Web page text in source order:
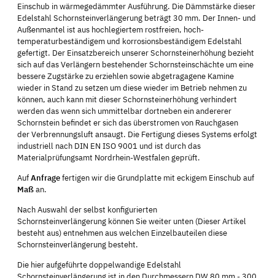
Einschub in wärmegedämmter Ausführung. Die Dämmstärke dieser
Edelstahl Schornsteinverlängerung beträgt 30 mm. Der Innen- und
Außenmantel ist aus hochlegiertem rostfreien, hoch-
temperaturbeständigem und korrosionsbeständigem Edelstahl
gefertigt. Der Einsatzbereich unserer Schornsteinerhöhung bezieht
sich auf das Verlängern bestehender Schornsteinschächte um eine
bessere Zugstärke zu erziehlen sowie abgetragagene Kamine
wieder in Stand zu setzen um diese wieder im Betrieb nehmen zu
können, auch kann mit dieser Schornsteinerhöhung verhindert
werden das wenn sich ummittelbar dortneben ein andererer
Schornstein befindet er sich das überstromen von Rauchgasen
der Verbrennungsluft ansaugt. Die Fertigung dieses Systems erfolgt
industriell nach DIN EN ISO 9001 und ist durch das
Materialprüfungsamt Nordrhein-Westfalen geprüft.
AufAnfragefertigen wir die Grundplatte mit eckigem Einschub auf
Maßan.
Nach Auswahl der selbst konfigurierten
Schornsteinverlängerung können Sie weiter unten (Dieser Artikel
besteht aus) entnehmen aus welchen Einzelbauteilen diese
Schornsteinverlängerung besteht.
Die hier aufgeführte doppelwandige Edelstahl